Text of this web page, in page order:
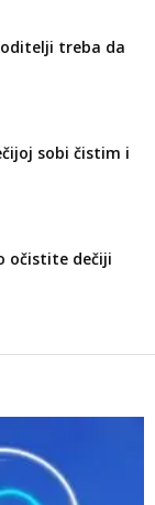
treba da
sobi čistim i
očistite dečiji